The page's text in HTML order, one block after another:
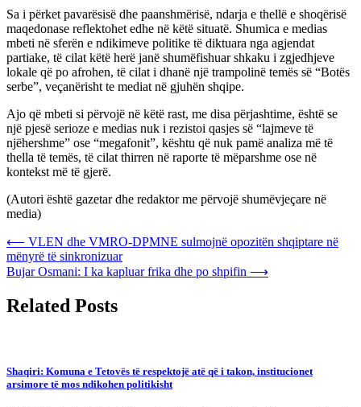
Sa i përket pavarësisë dhe paanshmërisë, ndarja e thellë e shoqërisë
maqedonase reflektohet edhe në këtë situatë. Shumica e medias
mbeti në sferën e ndikimeve politike të diktuara nga agjendat
partiake, të cilat këtë herë janë shumëfishuar shkaku i zgjedhjeve
lokale që po afrohen, të cilat i dhanë një trampolinë temës së “Botës
serbe”, veçanërisht te mediat në gjuhën shqipe.
Ajo që mbeti si përvojë në këtë rast, me disa përjashtime, është se
një pjesë serioze e medias nuk i rezistoi qasjes së “lajmeve të
njëhershme” ose “megafonit”, kështu që nuk pamë analiza më të
thella të temës, të cilat thirren në raporte të mëparshme ose në
kontekst më të gjerë.
(Autori është gazetar dhe redaktor me përvojë shumëvjeçare në
media)
Post
navigation
⟵ VLEN dhe VMRO-DPMNE sulmojnë opozitën shqiptare në
mënyrë të sinkronizuar
Bujar Osmani: I ka kapluar frika dhe po shpifin ⟶
Related Posts
Shaqiri: Komuna e Tetovës të respektojë atë që i takon, institucionet
arsimore të mos ndikohen politikisht